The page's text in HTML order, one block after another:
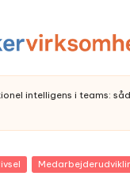
intelligens i teams: